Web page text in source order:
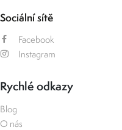
Sociální sítě
Facebook
Instagram
Rychlé odkazy
Blog
O nás